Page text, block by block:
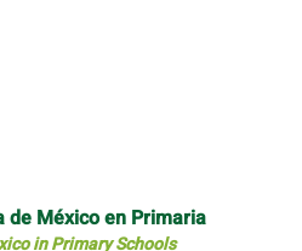
de México en Primaria
in Primary Schools